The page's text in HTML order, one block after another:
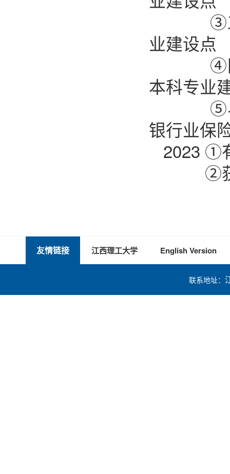
③工
业建设点
④国
本科专业
⑤与
银行业保
2023 ①
②获评
友情链接 江西理工大学 English Version
联系地址：